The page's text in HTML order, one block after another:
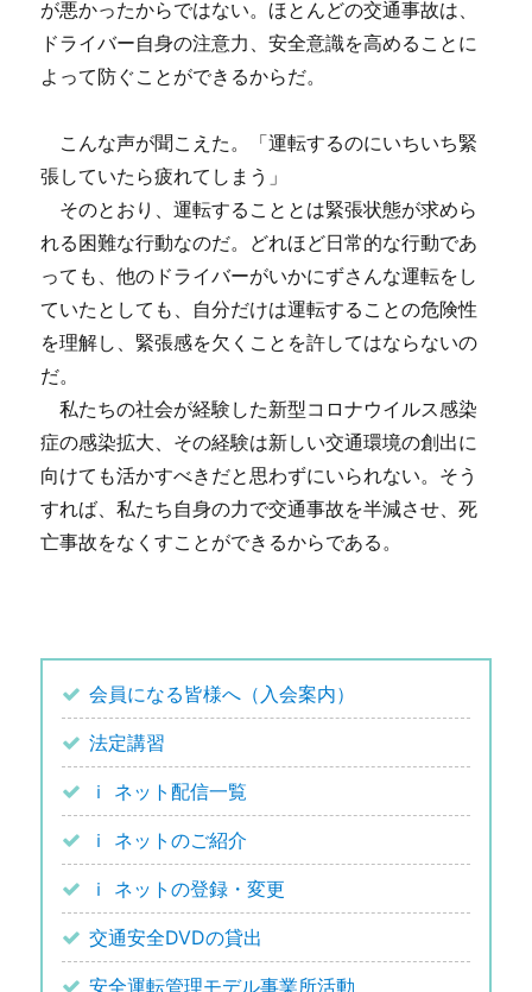
が悪かったからではない。ほとんどの交通事故は、
ドライバー自身の注意力、安全意識を高めることに
よって防ぐことができるからだ。
こんな声が聞こえた。「運転するのにいちいち緊
張していたら疲れてしまう」
そのとおり、運転することとは緊張状態が求めら
れる困難な行動なのだ。どれほど日常的な行動であ
っても、他のドライバーがいかにずさんな運転をし
ていたとしても、自分だけは運転することの危険性
を理解し、緊張感を欠くことを許してはならないの
だ。
私たちの社会が経験した新型コロナウイルス感染
症の感染拡大、その経験は新しい交通環境の創出に
向けても活かすべきだと思わずにいられない。そう
すれば、私たち自身の力で交通事故を半減させ、死
亡事故をなくすことができるからである。
会員になる皆様へ（入会案内）
法定講習
ｉ ネット配信一覧
ｉ ネットのご紹介
ｉ ネットの登録・変更
交通安全DVDの貸出
安全運転管理モデル事業所活動